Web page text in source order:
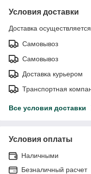
Условия доставки
Доставка
Самовывоз
Самовывоз
Доставка курьером
Транспортная
Все условия доставки
Условия оплаты
Наличными
Безналичный расчет